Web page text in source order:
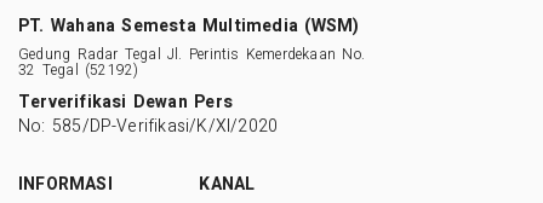
PT. Wahana Semesta Multimedia (WSM)
Gedung Radar Tegal Jl. Perintis Kemerdekaan No.
32 Tegal (52192)
Terverifikasi Dewan Pers
No: 585/DP-Verifikasi/K/XI/2020
INFORMASI
KANAL